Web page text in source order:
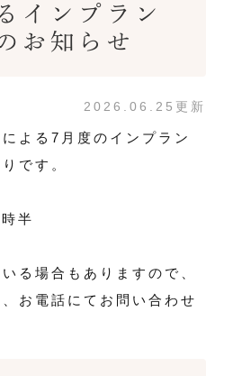
インプラン
お知らせ
2026.06.25更新
よる7月度のインプラン
です。
半
る場合もありますので、
お電話にてお問い合わせ